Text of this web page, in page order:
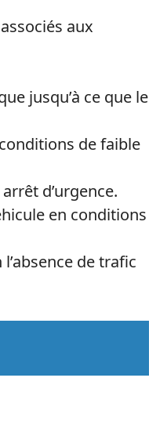
aux
jusqu’à ce que le
de faible
d’urgence.
en conditions
de trafic